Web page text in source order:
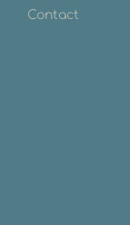
Contact